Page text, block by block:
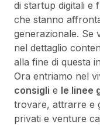
di startup digitali e
che stanno
generazionale. Se
nel dettaglio
alla fine di questa
Ora entriamo nel
consigli e le linee
trovare, attrarre e
privati e venture